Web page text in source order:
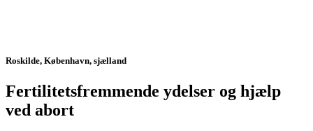
Roskilde, København, sjælland
Fertilitetsfremmende ydelser og hjælp
ved abort